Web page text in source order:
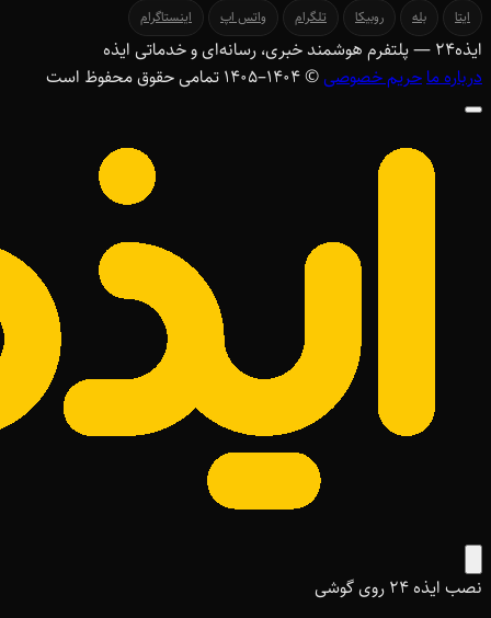
ایتا بله روبیکا تلگرام واتس اپ اینستاگرام
ایذه۲۴ — پلتفرم هوشمند خبری، رسانه‌ای و خدماتی ایذه
درباره ماحریم خصوصی© ۱۴۰۴–1405 تمامی حقوق محفوظ است
نصب ایذه ۲۴ روی گوشی